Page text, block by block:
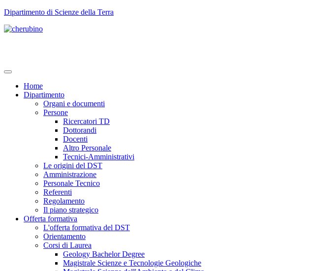
TPL_UNIPI_SKIP_TO_CONTENT
Dipartimento di Scienze della Terra
Home
Dipartimento
Organi e documenti
Persone
Ricercatori TD
Dottorandi
Docenti
Altro Personale
Tecnici-Amministrativi
Le origini del DST
Amministrazione
Personale Tecnico
Referenti
Regolamento
Il piano strategico
Offerta formativa
L'offerta formativa del DST
Orientamento
Corsi di Laurea
Geology Bachelor Degree
Magistrale Scienze e Tecnologie Geologiche